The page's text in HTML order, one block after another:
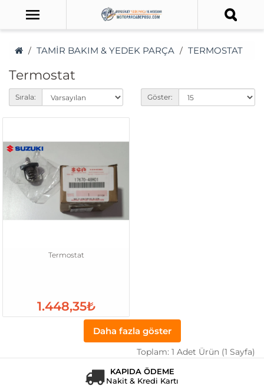
TAMİR BAKIM & YEDEK PARÇA TERMOSTAT
Termostat
Sırala: Göster:
Termostat
1.448,35₺
Daha fazla göster
Toplam: 1 Adet Ürün (1 Sayfa)
KAPIDA ÖDEME
Nakit & Kredi Kartı